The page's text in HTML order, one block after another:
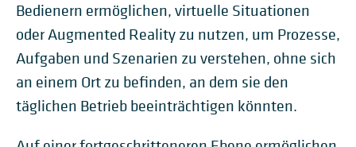
Bedienern ermöglichen, virtuelle Situationen
oder Augmented Reality zu nutzen, um Prozesse,
Aufgaben und Szenarien zu verstehen, ohne sich
an einem Ort zu befinden, an dem sie den
täglichen Betrieb beeinträchtigen könnten.